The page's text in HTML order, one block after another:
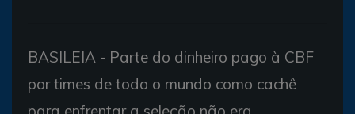
BASILEIA - Parte do dinheiro pago à CBF
por times de todo o mundo como cachê